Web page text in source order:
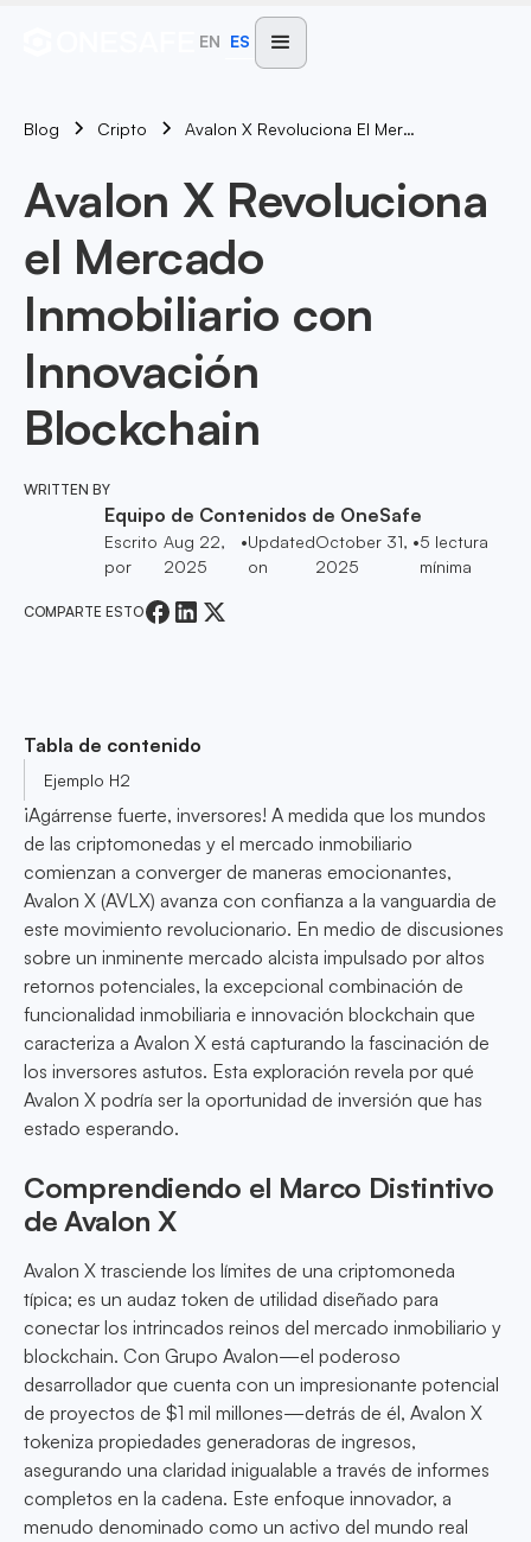
EN ES
Blog Cripto Avalon X Revoluciona El Mercado Inmobiliario Con Innovación Blockchain
Avalon X Revoluciona
el Mercado
Inmobiliario con
Innovación
Blockchain
WRITTEN BY
Equipo de Contenidos de OneSafe
Escrito
por
Aug 22,
2025
•Updated
on
October 31,
2025
•5 lectura
mínima
COMPARTE ESTO
Tabla de contenido
Ejemplo H2
¡Agárrense fuerte, inversores! A medida que los mundos
de las criptomonedas y el mercado inmobiliario
comienzan a converger de maneras emocionantes,
Avalon X (AVLX) avanza con confianza a la vanguardia de
este movimiento revolucionario. En medio de discusiones
sobre un inminente mercado alcista impulsado por altos
retornos potenciales, la excepcional combinación de
funcionalidad inmobiliaria e innovación blockchain que
caracteriza a Avalon X está capturando la fascinación de
los inversores astutos. Esta exploración revela por qué
Avalon X podría ser la oportunidad de inversión que has
estado esperando.
Comprendiendo el Marco Distintivo
de Avalon X
Avalon X trasciende los límites de una criptomoneda
típica; es un audaz token de utilidad diseñado para
conectar los intrincados reinos del mercado inmobiliario y
blockchain. Con Grupo Avalon—el poderoso
desarrollador que cuenta con un impresionante potencial
de proyectos de $1 mil millones—detrás de él, Avalon X
tokeniza propiedades generadoras de ingresos,
asegurando una claridad inigualable a través de informes
completos en la cadena. Este enfoque innovador, a
menudo denominado como un activo del mundo real